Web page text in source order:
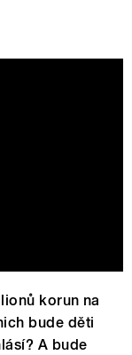
korun na
bude děti
A bude